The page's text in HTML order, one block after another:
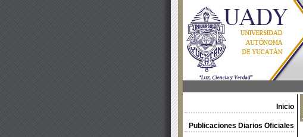
Inicio
Publicaciones Diarios Oficiales